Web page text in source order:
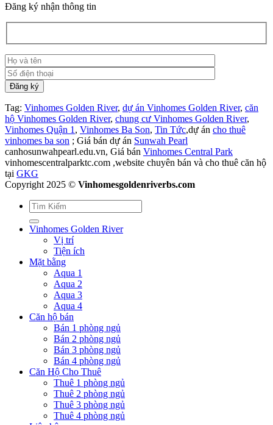
Đăng ký nhận thông tin
Tag: Vinhomes Golden River, dự án Vinhomes Golden River, căn
hộ Vinhomes Golden River, chung cư Vinhomes Golden River,
Vinhomes Quận 1 , Vinhomes Ba Son, Tin Tức,dự án cho thuê
vinhomes ba son ; Giá bán dự án Sunwah Pearl
canhosunwahpearl.edu.vn, Giá bán Vinhomes Central Park
vinhomescentralparktc.com ,website chuyên bán và cho thuê căn hộ
tại GKG
Copyright 2025 © Vinhomesgoldenriverbs.com
Vinhomes Golden River
Vị trí
Tiện ích
Mặt bằng
Aqua 1
Aqua 2
Aqua 3
Aqua 4
Căn hộ bán
Bán 1 phòng ngủ
Bán 2 phòng ngủ
Bán 3 phòng ngủ
Bán 4 phòng ngủ
Căn Hộ Cho Thuê
Thuê 1 phòng ngủ
Thuê 2 phòng ngủ
Thuê 3 phòng ngủ
Thuê 4 phòng ngủ